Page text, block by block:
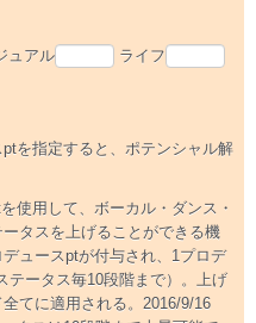
ュアル ライフ
を指定すると、ポテンシャル解
使用して、ボーカル・ダンス・
タスを上げることができる機
ュースptが付与され、1プロデ
テータス毎10段階まで）。上げ
てに適用される。2016/9/16